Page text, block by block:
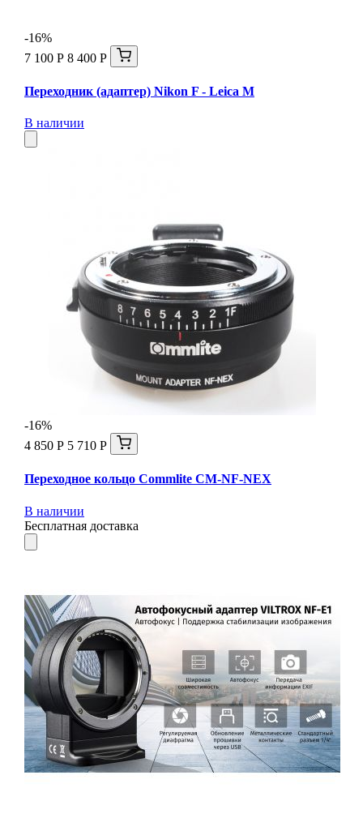
-16%
7 100 Р 8 400 Р
Переходник (адаптер) Nikon F - Leica М
В наличии
-16%
4 850 Р 5 710 Р
Переходное кольцо Commlite CM-NF-NEX
В наличии
Бесплатная доставка